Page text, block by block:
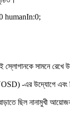
humanIn:0;
সামনে রেখে
উদ্যোগে এবং বিভিন্ন
ছিল নানামুখী